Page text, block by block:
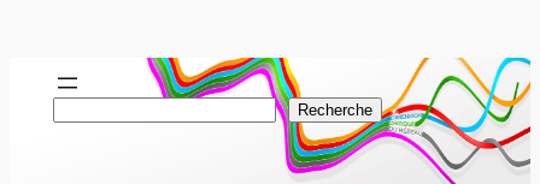
Recherche